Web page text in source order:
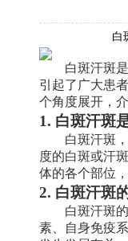
白
白斑汗斑是
引起了广大患
个角度展开，
1. 白斑汗斑
白斑汗斑，
度的白斑或汗
体的各个部位
2. 白斑汗斑
白斑汗斑的
素、自身免疫